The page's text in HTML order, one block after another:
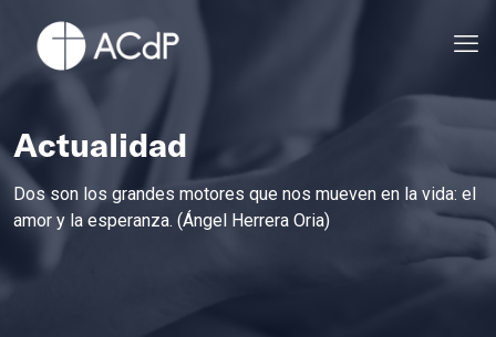
Actualidad
Dos son los grandes motores que nos mueven en la vida: el
amor y la esperanza. (Ángel Herrera Oria)